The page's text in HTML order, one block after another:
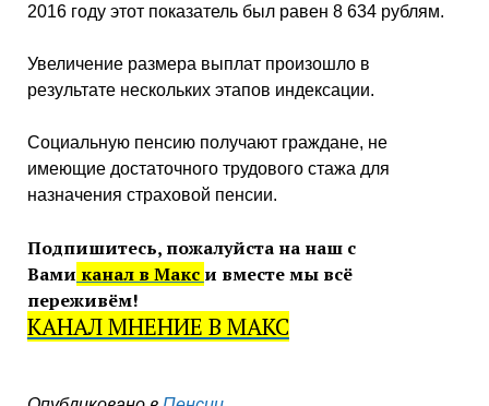
2016 году этот показатель был равен 8 634 рублям.
Увеличение размера выплат произошло в
результате нескольких этапов индексации.
Социальную пенсию получают граждане, не
имеющие достаточного трудового стажа для
назначения страховой пенсии.
Подпишитесь, пожалуйста на наш с
Вами канал в Макс и вместе мы всё
переживём!
КАНАЛ МНЕНИЕ В МАКС